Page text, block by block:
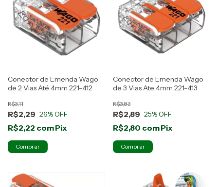
Conector de Emenda Wago
de 2 Vias Até 4mm 221-412
R$2,29
R$3,11
26% OFF
R$2,22 comPix
Conector de Emenda Wago
de 3 Vias Ate 4mm 221-413
R$2,89
R$3,83
25% OFF
R$2,80 comPix